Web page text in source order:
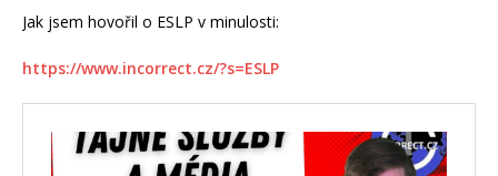
Jak jsem hovořil o ESLP v minulosti:
https://www.incorrect.cz/?s=ESLP